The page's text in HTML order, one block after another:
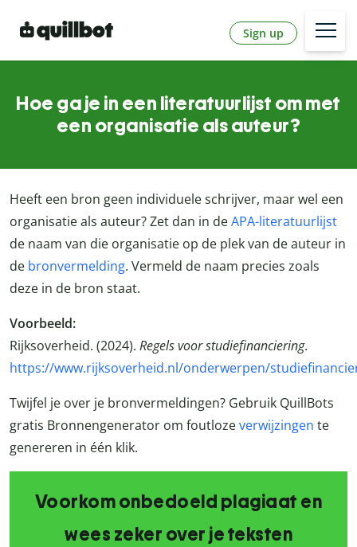
Sign up
Hoe ga je in een literatuurlijst om met
een organisatie als auteur?
Heeft een bron geen individuele schrijver, maar wel een
organisatie als auteur? Zet dan in deAPA-literatuurlijst
de naam van die organisatie op de plek van de auteur in
de bronvermelding. Vermeld de naam precies zoals
deze in de bron staat.
Voorbeeld:
Rijksoverheid. (2024). Regels voor studiefinanciering.
https://www.rijksoverheid.nl/onderwerpen/
Twijfel je over je bronvermeldingen? Gebruik QuillBots
gratis Bronnengenerator om foutlozeverwijzingen te
genereren in één klik.
Voorkom onbedoeld plagiaat en
wees zeker over je teksten